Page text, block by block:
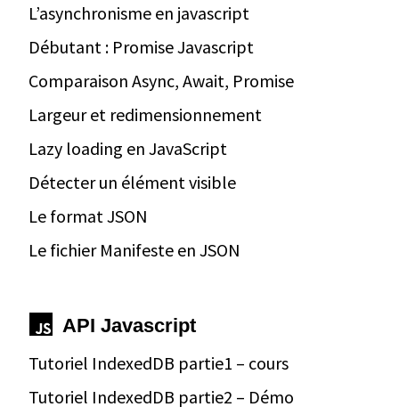
L’asynchronisme en javascript
Débutant : Promise Javascript
Comparaison Async, Await, Promise
Largeur et redimensionnement
Lazy loading en JavaScript
Détecter un élément visible
Le format JSON
Le fichier Manifeste en JSON
API Javascript
Tutoriel IndexedDB partie1 – cours
Tutoriel IndexedDB partie2 – Démo